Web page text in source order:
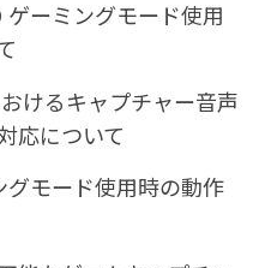
ゲーミングモード使用
けるキャプチャー音声
応について
モード使用時の動作